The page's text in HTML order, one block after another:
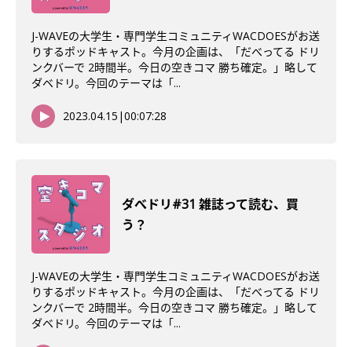
J-WAVEの大学生・専門学生コミュニティWACDOESがお送
りするポッドキャスト。今月の企画は、「だべってる ドリ
ンクバーで 2時間半。今日の空きコマ 勝ち確定。」略して
ダベドリ。今回のテーマは「...
2023.04.15 |00:07:28
ダべドリ#31 雑誌って読む、買
う？
J-WAVEの大学生・専門学生コミュニティWACDOESがお送
りするポッドキャスト。今月の企画は、「だべってる ドリ
ンクバーで 2時間半。今日の空きコマ 勝ち確定。」略して
ダベドリ。今回のテーマは「...